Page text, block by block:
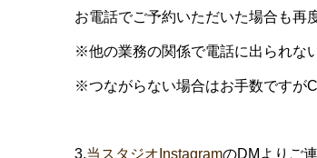
お電話でご予約いただいた場合も再
※他の業務の関係で電話に出られな
※つながらない場合はお手数ですが
3.当スタジオInstagramのDMよりご